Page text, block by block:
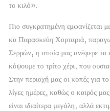
το κιλό».
Πιο συγκρατημένη εμφανίζεται
κα Παρασκεύη Χορταριά,
Σερρών, η οποία μας ανέφερε τα
κόψουμε το τρίτο χέρι, που
Στην περιοχή μας οι κοπές για
λίγες ημέρες, καθώς ο καιρός
είναι ιδιαίτερα μεγάλη, αλλά